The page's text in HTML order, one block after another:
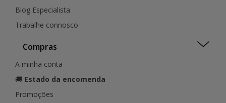
Blog Especialista
Trabalhe connosco
Compras
A minha conta
🚚 Estado da encomenda
Promoções